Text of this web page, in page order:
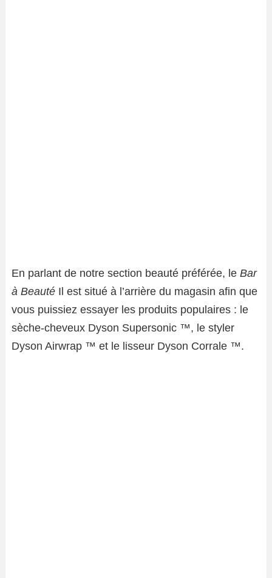
En parlant de notre section beauté préférée, le Bar
à Beauté Il est situé à l’arrière du magasin afin que
vous puissiez essayer les produits populaires : le
sèche-cheveux Dyson Supersonic ™, le styler
Dyson Airwrap ™ et le lisseur Dyson Corrale ™.